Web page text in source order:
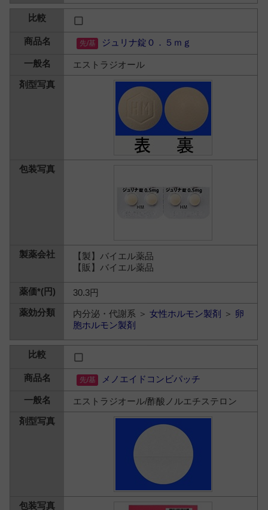
ジュリナ錠０．５ｍｇ
エストラジオール
【製】バイエル薬品
【販】バイエル薬品
30.3円
内分泌・代謝系 ＞女性ホルモン製剤 ＞ 卵
胞ホルモン製剤
メノエイドコンビパッチ
エストラジオール/酢酸ノルエチステロン